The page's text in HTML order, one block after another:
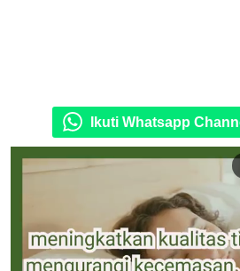
Ikuti Whatsapp